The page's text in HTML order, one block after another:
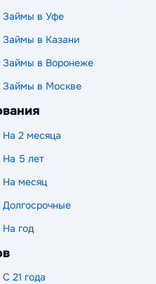
Займы в Уфе
Займы в Казани
Займы в Воронеже
Займы в Москве
На 2 месяца
На 5 лет
На месяц
Долгосрочные
На год
С 21 года